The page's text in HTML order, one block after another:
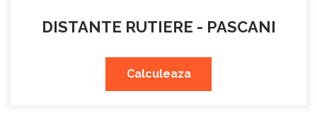
DISTANTE RUTIERE - PASCANI
Calculeaza